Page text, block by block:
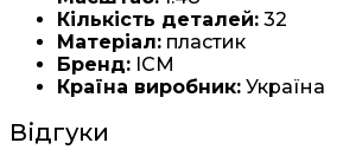
Кількість деталей: 32
Матеріал: пластик
Бренд: ICM
Країна виробник: Україна
Відгуки